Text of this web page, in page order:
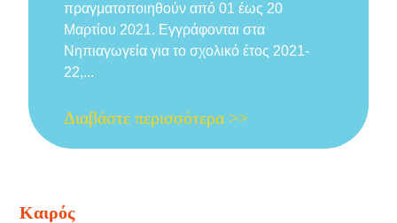
πραγματοποιηθούν από 01 έως 20
Μαρτίου 2021. Εγγράφονται στα
Νηπιαγωγεία για το σχολικό έτος 2021-
22,...
Διαβάστε περισσότερα >>
Καιρός